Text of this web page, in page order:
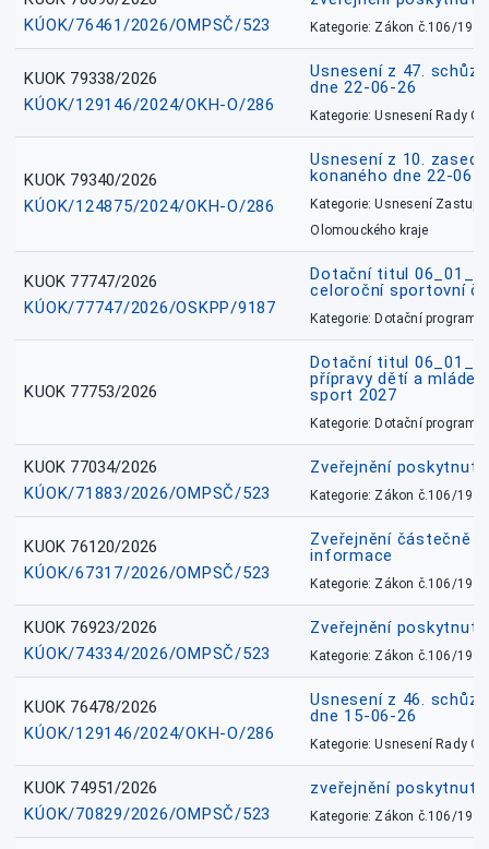
KÚOK/76461/2026/OMPSČ/523
Kategorie: Zákon č.106/1999
KUOK 79338/2026
KÚOK/129146/2024/OKH-O/286
Usnesení z 47.
dne 22-06-26
Kategorie: Usnesení Rady
KUOK 79340/2026
KÚOK/124875/2024/OKH-O/286
Usnesení z 10.
konaného dne 22-06-
Kategorie: Usnesení
Olomouckého kraje
KUOK 77747/2026
KÚOK/77747/2026/OSKPP/9187
Dotační titul
celoroční sportovní
Kategorie: Dotační
KUOK 77753/2026
Dotační titul
přípravy dětí a
sport 2027
Kategorie: Dotační
KUOK 77034/2026
KÚOK/71883/2026/OMPSČ/523
Zveřejnění
Kategorie: Zákon č.106/1999
KUOK 76120/2026
KÚOK/67317/2026/OMPSČ/523
Zveřejnění částečně
informace
Kategorie: Zákon č.106/1999
KUOK 76923/2026
KÚOK/74334/2026/OMPSČ/523
Zveřejnění
Kategorie: Zákon č.106/1999
KUOK 76478/2026
KÚOK/129146/2024/OKH-O/286
Usnesení z 46.
dne 15-06-26
Kategorie: Usnesení Rady
KUOK 74951/2026
KÚOK/70829/2026/OMPSČ/523
zveřejnění
Kategorie: Zákon č.106/1999